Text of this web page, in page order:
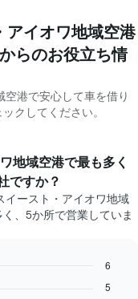
アイオワ地域空港
らのお役立ち情
港で安心して車を借り
クしてください。
地域空港​で最も多く
ですか？
イースト・アイオワ地域
、5か所で営業していま
5
6